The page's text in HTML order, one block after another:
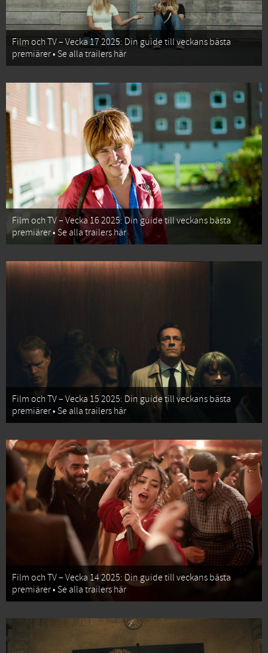
Film och TV – Vecka 17 2025: Din guide till veckans bästa
premiärer • Se alla trailers här
Film och TV – Vecka 16 2025: Din guide till veckans bästa
premiärer • Se alla trailers här
Film och TV – Vecka 15 2025: Din guide till veckans bästa
premiärer • Se alla trailers här
Film och TV – Vecka 14 2025: Din guide till veckans bästa
premiärer • Se alla trailers här